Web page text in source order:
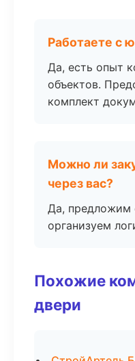
Работаете с
Да, есть опыт
объектов.
комплект
Можно ли
через вас?
Да, предложим
организуем
Похожие
двери